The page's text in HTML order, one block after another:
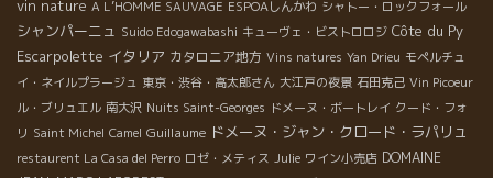
vin nature A L’HOMME SAUVAGE ESPOAしんかわ シャトー・ロックフォール
シャンパーニュ Suido Edogawabashi キューヴェ・ビストロロジ Côte du Py
Escarpolette イタリア カタロニア地方 Vins natures Yan Drieu モペルチュ
イ・ネイルプラージュ 東京・渋谷・高太郎さん 大江戸の夜景 石田克己 Vin Picoeur
ル・ブリュエル 南大沢 Nuits Saint-Georges ドメーヌ・ボートレイ クード・フォ
リ Saint Michel Camel Guillaume ドメーヌ・ジャン・クロード・ラパリュ
restaurent La Casa del Perro ロゼ・メティス Julie ワイン小売店 DOMAINE